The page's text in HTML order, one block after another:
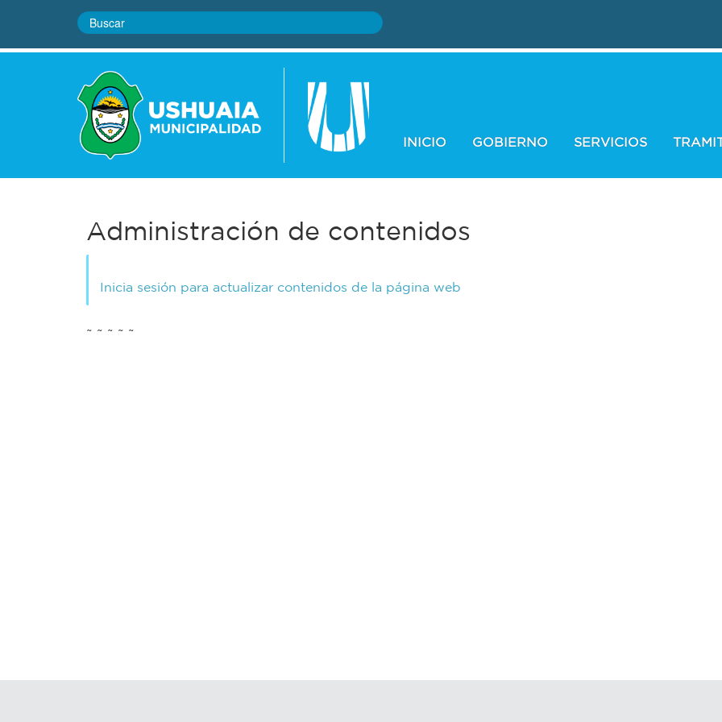
INICIO GOBIERNO SERVICIOS
Administración de contenidos
Inicia sesión para actualizar contenidos de la página web
~ ~ ~ ~ ~